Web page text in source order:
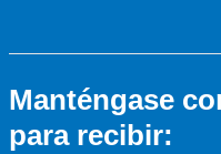
Manténgase
para recibir: